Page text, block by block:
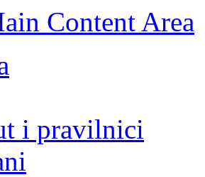
Content Area
i pravilnici